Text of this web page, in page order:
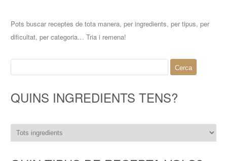
Pots buscar receptes de tota manera, per ingredients, per tipus, per
dificultat, per categoria… Tria i remena!
QUINS INGREDIENTS TENS?